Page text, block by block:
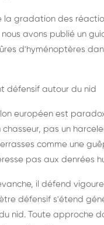
la gradation des
avons publié un
d'hyménoptères
défensif autour du nid
européen est
chasseur, pas un
comme une
pas aux denrées
il défend
défensif s'étend
nid. Toute approche